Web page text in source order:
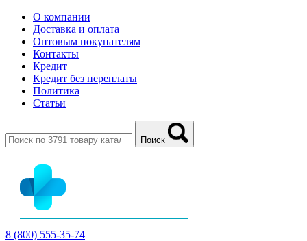
О компании
Доставка и оплата
Оптовым покупателям
Контакты
Кредит
Кредит без переплаты
Политика
Статьи
Поиск
8 (800) 555-35-74